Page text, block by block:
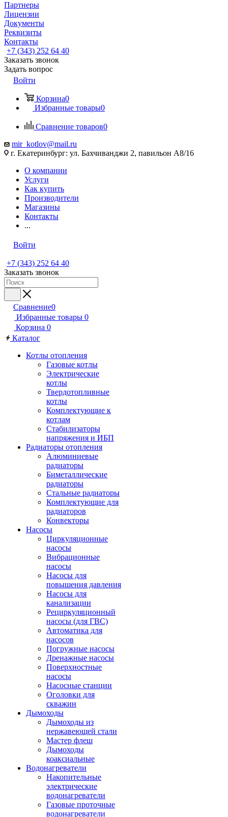
Партнеры
Лицензии
Документы
Реквизиты
Контакты
+7 (343) 252 64 40
Заказать звонок
Задать вопрос
Войти
Корзина0
Избранные товары0
Сравнение товаров0
mir_kotlov@mail.ru
г. Екатеринбург: ул. Бахчиванджи 2, павильон А8/16
О компании
Услуги
Как купить
Производители
Магазины
Контакты
...
Войти
+7 (343) 252 64 40
Заказать звонок
Сравнение0
Избранные товары 0
Корзина 0
Каталог
Котлы отопления
Газовые котлы
Электрические
котлы
Твердотопливные
котлы
Комплектующие к
котлам
Стабилизаторы
напряжения и ИБП
Радиаторы отопления
Алюминиевые
радиаторы
Биметаллические
радиаторы
Стальные радиаторы
Комплектующие для
радиаторов
Конвекторы
Насосы
Циркуляционные
насосы
Вибрационные
насосы
Насосы для
повышения давления
Насосы для
канализации
Рециркуляционный
насосы (для ГВС)
Автоматика для
насосов
Погружные насосы
Дренажные насосы
Поверхностные
насосы
Насосные станции
Оголовки для
скважин
Дымоходы
Дымоходы из
нержавеющей стали
Мастер флеш
Дымоходы
коаксиальные
Водонагреватели
Накопительные
электрические
водонагреватели
Газовые проточные
водонагреватели